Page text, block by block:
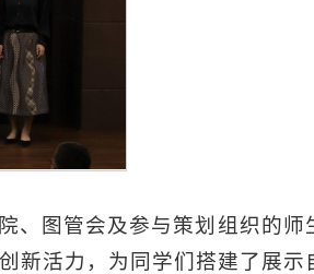
、图管会及参与策划组织的师
新活力，为同学们搭建了展示